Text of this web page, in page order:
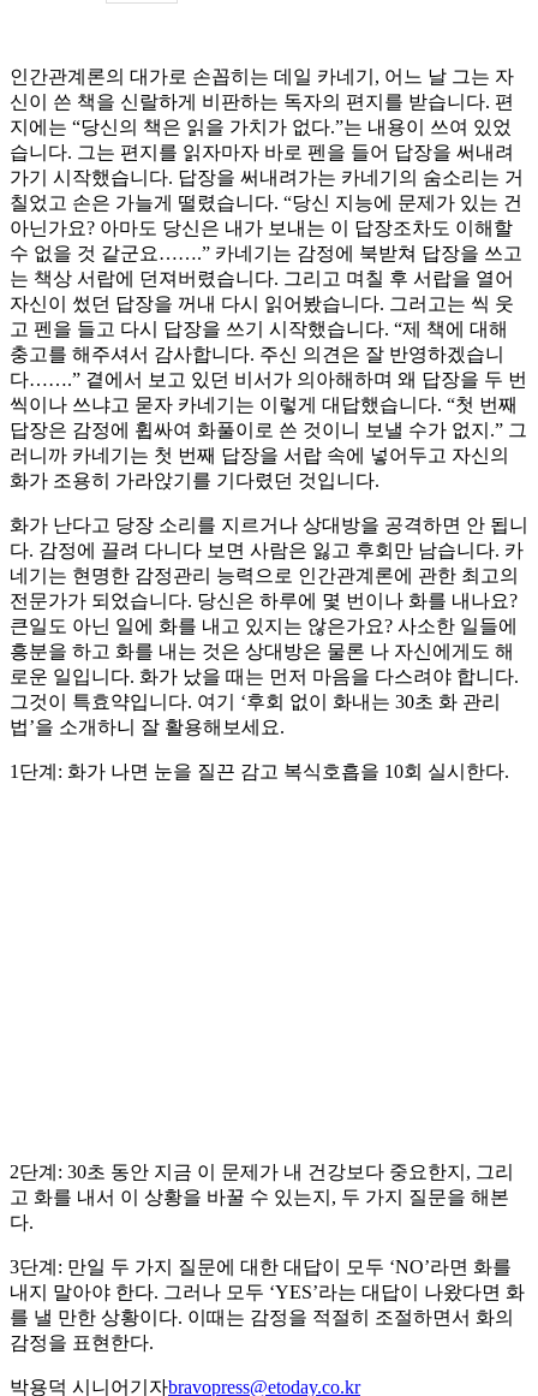
인간관계론의 대가로 손꼽히는 데일 카네기, 어느 날 그는 자
신이 쓴 책을 신랄하게 비판하는 독자의 편지를 받습니다. 편
지에는 “당신의 책은 읽을 가치가 없다.”는 내용이 쓰여 있었
습니다. 그는 편지를 읽자마자 바로 펜을 들어 답장을 써내려
가기 시작했습니다. 답장을 써내려가는 카네기의 숨소리는 거
칠었고 손은 가늘게 떨렸습니다. “당신 지능에 문제가 있는 건
아닌가요? 아마도 당신은 내가 보내는 이 답장조차도 이해할
수 없을 것 같군요…….” 카네기는 감정에 북받쳐 답장을 쓰고
는 책상 서랍에 던져버렸습니다. 그리고 며칠 후 서랍을 열어
자신이 썼던 답장을 꺼내 다시 읽어봤습니다. 그러고는 씩 웃
고 펜을 들고 다시 답장을 쓰기 시작했습니다. “제 책에 대해
충고를 해주셔서 감사합니다. 주신 의견은 잘 반영하겠습니
다…….” 곁에서 보고 있던 비서가 의아해하며 왜 답장을 두 번
씩이나 쓰냐고 묻자 카네기는 이렇게 대답했습니다. “첫 번째
답장은 감정에 휩싸여 화풀이로 쓴 것이니 보낼 수가 없지.” 그
러니까 카네기는 첫 번째 답장을 서랍 속에 넣어두고 자신의
화가 조용히 가라앉기를 기다렸던 것입니다.
화가 난다고 당장 소리를 지르거나 상대방을 공격하면 안 됩니
다. 감정에 끌려 다니다 보면 사람은 잃고 후회만 남습니다. 카
네기는 현명한 감정관리 능력으로 인간관계론에 관한 최고의
전문가가 되었습니다. 당신은 하루에 몇 번이나 화를 내나요?
큰일도 아닌 일에 화를 내고 있지는 않은가요? 사소한 일들에
흥분을 하고 화를 내는 것은 상대방은 물론 나 자신에게도 해
로운 일입니다. 화가 났을 때는 먼저 마음을 다스려야 합니다.
그것이 특효약입니다. 여기 ‘후회 없이 화내는 30초 화 관리
법’을 소개하니 잘 활용해보세요.
1단계: 화가 나면 눈을 질끈 감고 복식호흡을 10회 실시한다.
2단계: 30초 동안 지금 이 문제가 내 건강보다 중요한지, 그리
고 화를 내서 이 상황을 바꿀 수 있는지, 두 가지 질문을 해본
다.
3단계: 만일 두 가지 질문에 대한 대답이 모두 ‘NO’라면 화를
내지 말아야 한다. 그러나 모두 ‘YES’라는 대답이 나왔다면 화
를 낼 만한 상황이다. 이때는 감정을 적절히 조절하면서 화의
감정을 표현한다.
박용덕 시니어기자bravopress@etoday.co.kr